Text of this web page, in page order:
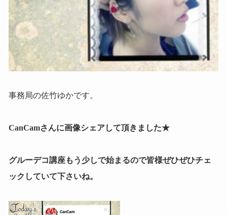
事務局の佐竹ゆかです。
CanCamさんに画像シェアして頂きました★
グルーデコ講座もう少しで始まるので皆様ぜひぜひチェ
ックしていて下さいね。